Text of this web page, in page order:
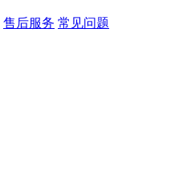
售后服务 常见问题